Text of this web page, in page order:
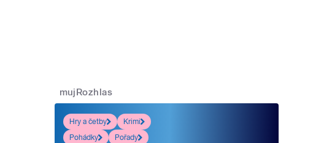
mujRozhlas
Hry a četby
Krimi
Pohádky
Pořady